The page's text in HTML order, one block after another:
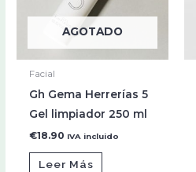
AGOTADO
Facial
Gh Gema Herrerías 5
Gel limpiador 250 ml
€18.90 IVA incluido
Leer Más